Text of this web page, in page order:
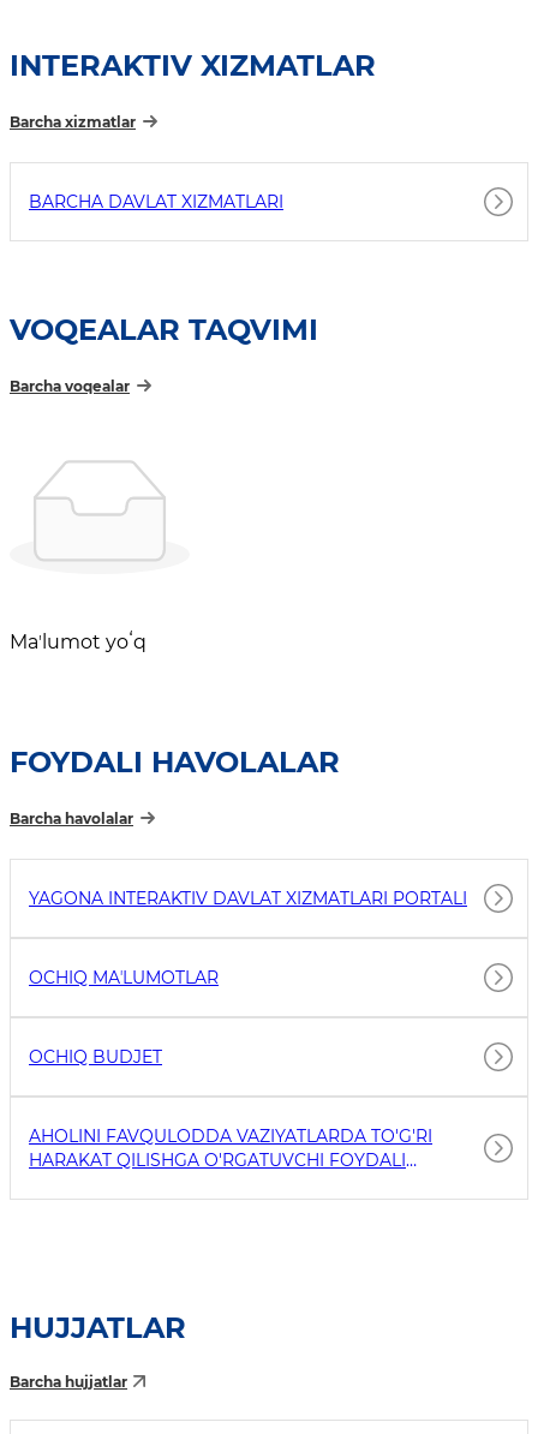
INTERAKTIV XIZMATLAR
Barcha xizmatlar
BARCHA DAVLAT XIZMATLARI
VOQEALAR TAQVIMI
Barcha voqealar
Maʼlumot yoʻq
FOYDALI HAVOLALAR
Barcha havolalar
YAGONA INTERAKTIV DAVLAT XIZMATLARI PORTALI
OCHIQ MAʼLUMOTLAR
OCHIQ BUDJET
AHOLINI FAVQULODDA VAZIYATLARDA TO'G'RI
HARAKAT QILISHGA O'RGATUVCHI FOYDALI
HUJJATLAR
Barcha hujjatlar